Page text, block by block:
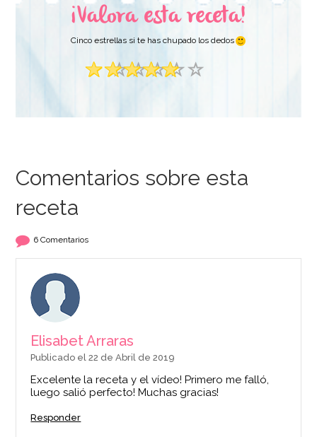
¡Valora esta receta!
Cinco estrellas si te has chupado los dedos
Comentarios sobre esta
receta
6 Comentarios
Elisabet Arraras
Publicado el 22 de Abril de 2019
Excelente la receta y el vídeo! Primero me falló,
luego salió perfecto! Muchas gracias!
Responder